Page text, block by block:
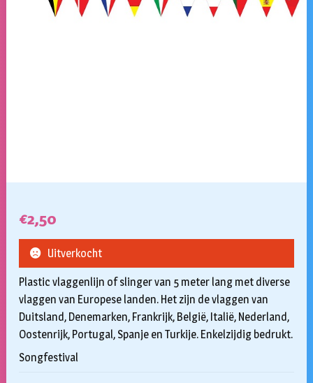
€2,50
Plastic vlaggenlijn of slinger van 5 meter lang met diverse
vlaggen van Europese landen. Het zijn de vlaggen van
Duitsland, Denemarken, Frankrijk, België, Italië, Nederland,
Oostenrijk, Portugal, Spanje en Turkije. Enkelzijdig bedrukt.
Songfestival
Uitverkocht